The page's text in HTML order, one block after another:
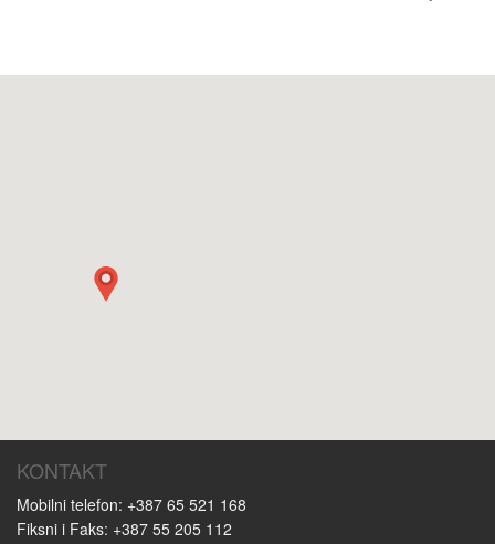
KONTAKT
Mobilni telefon: +387 65 521 168
Fiksni i Faks: +387 55 205 112